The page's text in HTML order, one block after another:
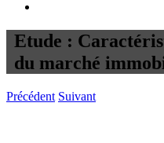
Etude :
du marché
Précédent Suivant